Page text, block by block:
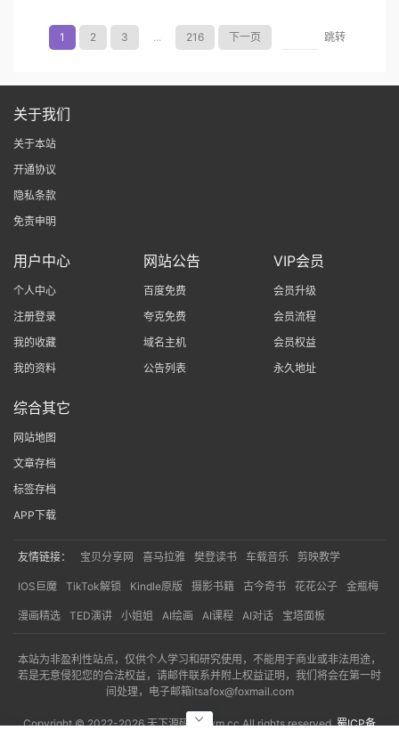
1 2 3 ... 216 下一页 跳转
关于我们
关于本站
开通协议
隐私条款
免责申明
用户中心
个人中心
注册登录
我的收藏
我的资料
网站公告
百度免费
夸克免费
域名主机
公告列表
VIP会员
会员升级
会员流程
会员权益
永久地址
综合其它
网站地图
文章存档
标签存档
APP下载
友情链接： 宝贝分享网 喜马拉雅 樊登读书 车载音乐 剪映教学
IOS巨魔 TikTok解锁 Kindle原版 摄影书籍 古今奇书 花花公子 金瓶梅
漫画精选 TED演讲 小姐姐 AI绘画 AI课程 AI对话 宝塔面板
本站为非盈利性站点，仅供个人学习和研究使用，不能用于商业或非法用途，
若是无意侵犯您的合法权益，请邮件联系并附上权益证明，我们将会在第一时
间处理，电子邮箱itsafox@foxmail.com
Copyright © 2022-2026 天下源码网txym.cc All rights reserved.蜀ICP备